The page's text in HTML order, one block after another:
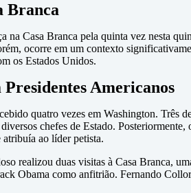
Branca
Casa Branca pela quinta vez nesta
ocorre em um contexto
os Estados Unidos.
Americanos
quatro vezes em Washington. Três
chefes de Estado.
ao líder petista.
realizou duas visitas à Casa Branca,
Obama como anfitrião. Fernando